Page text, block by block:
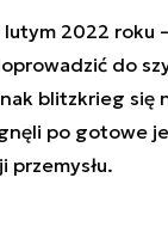
2022 roku
do
blitzkrieg się
po gotowe
przemysłu.